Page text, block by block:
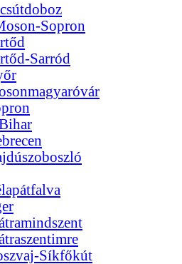
Sopron
Sarród
Síkfőkút